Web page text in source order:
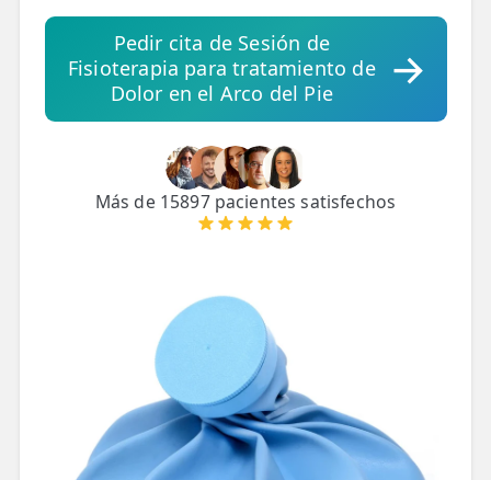
TRATAMIENTOS
✅ Punción Seca
✅ Ondas de Choque
✨ Radiofrecuencia INDIBA
✨ Drenaje Linfático Manual
✨ Presoterapia
✨ Cicatrices y Estrías
Pedir cita de Sesión de
Fisioterapia para tratamiento de
Dolor en el Arco del Pie
Más de 15897 pacientes satisfechos